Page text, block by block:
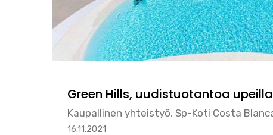
Green Hills, uudistuotantoa
Kaupallinen yhteistyö, Sp-Koti Costa
16.11.2021